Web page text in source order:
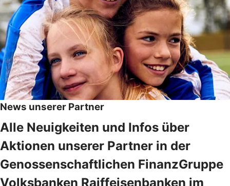
News unserer Partner
Alle Neuigkeiten und Infos über
Aktionen unserer Partner in der
Genossenschaftlichen FinanzGruppe
Volksbanken Raiffeisenbanken im